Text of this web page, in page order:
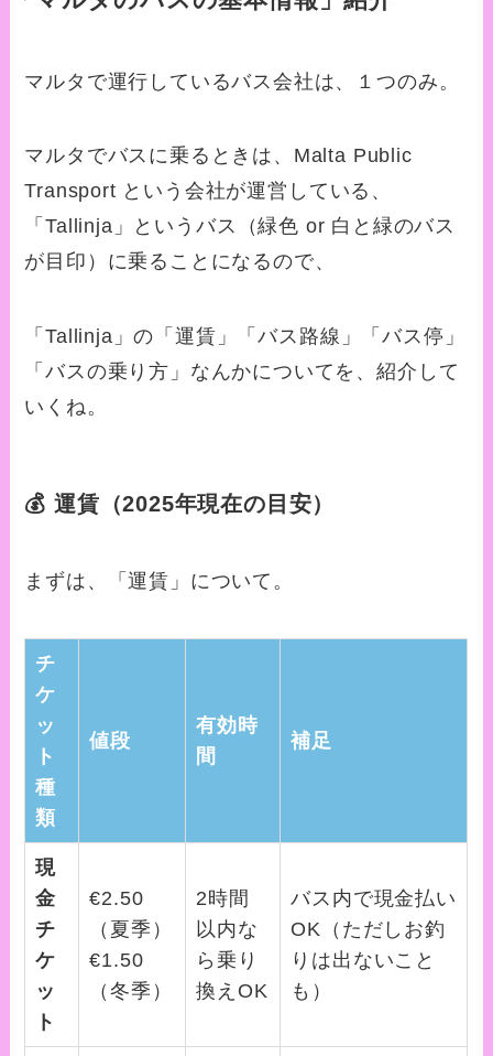
マルタで運行しているバス会社は、１つのみ。
マルタでバスに乗るときは、Malta Public
Transport という会社が運営している、
「Tallinja」という バス（緑色 or 白と緑のバス
が目印）に乗ることになるので、
「Tallinja」の「運賃」「バス路線」「バス停」
「バスの乗り方」なんかについてを、紹介して
いくね。
💰 運賃（2025年現在の目安）
まずは、「運賃」について。
チ
ケ
ッ
ト
種
類
値段
有効時
間
補足
現
金
チ
ケ
ッ
ト
€2.50
（夏季）
€1.50
（冬季）
2時間
以内な
ら乗り
換えOK
バス内で現金払い
OK（ただしお釣
りは出ないこと
も）